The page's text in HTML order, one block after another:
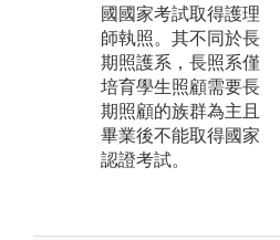
國國家考試取得護理
師執照。其不同於長
期照護系，長照系僅
培育學生照顧需要長
期照顧的族群為主且
畢業後不能取得國家
認證考試。